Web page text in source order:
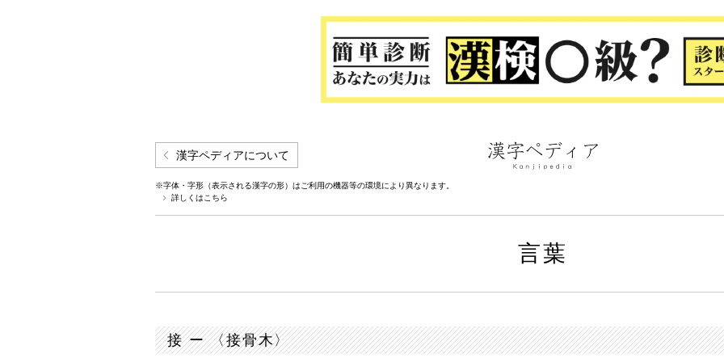
漢字ペディアについて
※字体・字形（表示される漢字の形）はご利用の機器等の環境により異なります。
詳しくはこちら
言葉
接 ー 〈接骨木〉